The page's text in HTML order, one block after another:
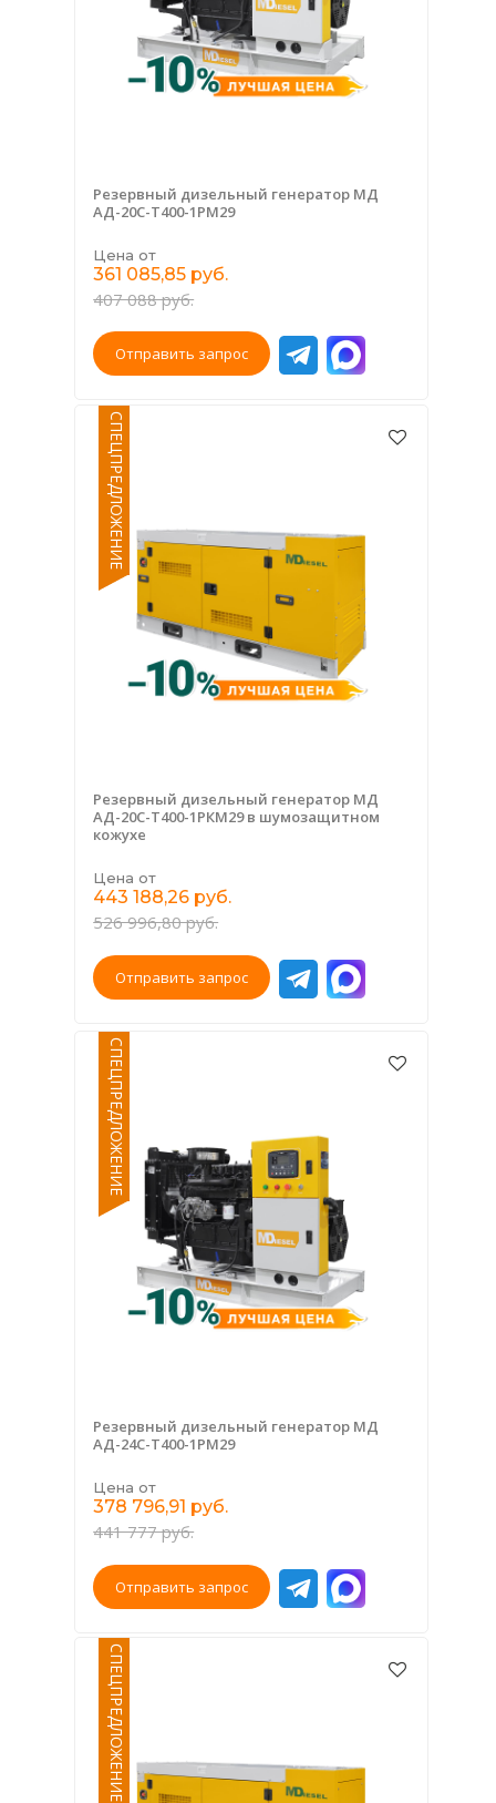
Резервный дизельный генератор МД
АД-20С-Т400-1РМ29
Цена от
361 085,85 руб.
407 088 руб.
Отправить запрос
СПЕЦПРЕДЛОЖЕНИЕ
Резервный дизельный генератор МД
АД-20С-Т400-1РКМ29 в шумозащитном
кожухе
Цена от
443 188,26 руб.
526 996,80 руб.
Отправить запрос
СПЕЦПРЕДЛОЖЕНИЕ
Резервный дизельный генератор МД
АД-24С-Т400-1РМ29
Цена от
378 796,91 руб.
441 777 руб.
Отправить запрос
СПЕЦПРЕДЛОЖЕНИЕ